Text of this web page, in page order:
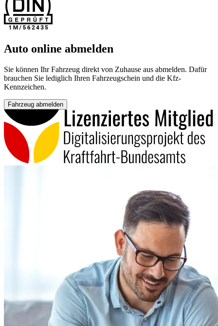
Auto online abmelden
Sie können Ihr Fahrzeug direkt von Zuhause aus abmelden. Dafür
brauchen Sie lediglich Ihren Fahrzeugschein und die Kfz-
Kennzeichen.
Fahrzeug abmelden